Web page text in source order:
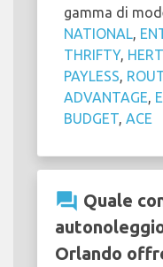
gamma di
NATIONAL
THRIFTY,
PAYLESS
ADVANTAGE
BUDGET ACE
question_answer Quale
Orlando